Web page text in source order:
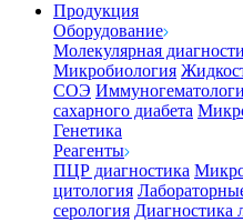
Продукция
Оборудование
Молекулярная
Микробиология
СОЭ
сахарного диабета
Генетика
Реагенты
ПЦР диагностика
цитология
серология Диагностика